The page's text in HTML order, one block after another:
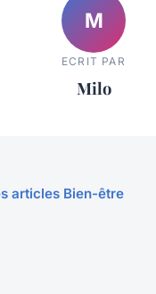
M
ECRIT PAR
Milo
articles Bien-être